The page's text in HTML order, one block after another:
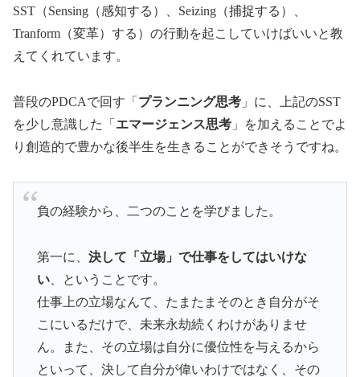
SST（Sensing（感知する）、Seizing（捕捉する）、
Tranform（変革）する）の行動を起こしていけばいいと教
えてくれています。
普段のPDCAで回す「 プランニング思考 」に、上記のSST
を少し意識した「 エマージェンス思考 」を加えることでよ
り創造的で豊かな後半生を生きることができそうですね。
負の経験から、二つのことを学びました。
第一に、 決して「立場」で仕事をしてはいけな
い、ということです。
仕事上の立場なんて、たまたまそのとき自分がそ
こにいるだけで、未来永劫続くわけがありませ
ん。また、その立場は自分に優位性を与えるから
といって、決して自分が偉いわけではなく、その